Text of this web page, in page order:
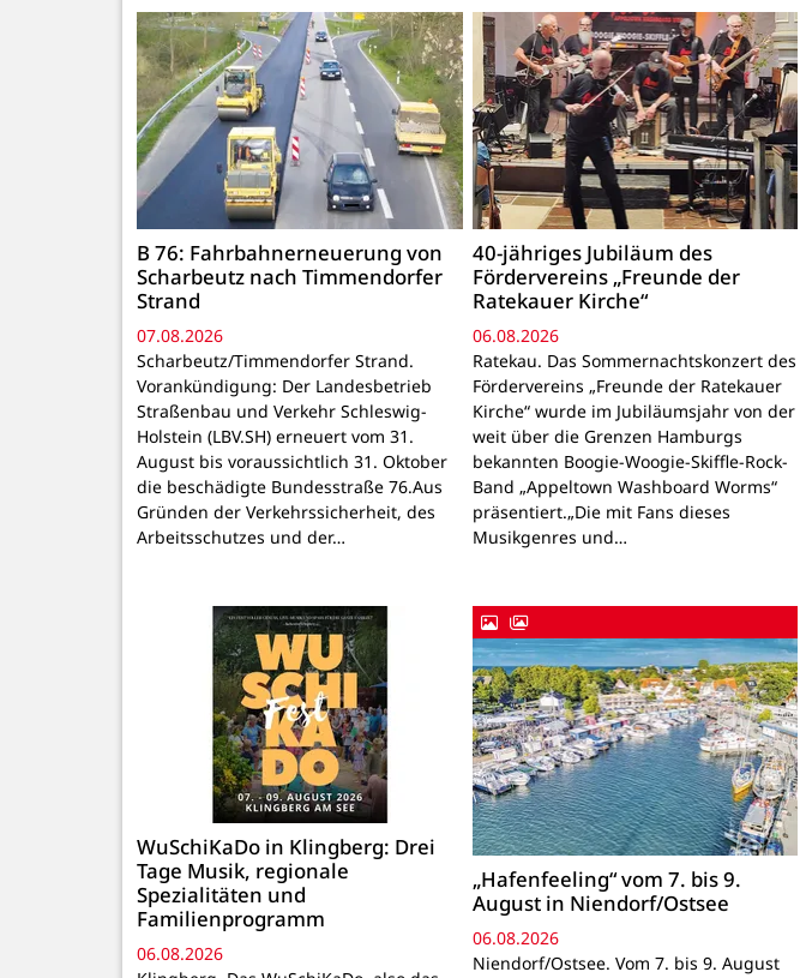
B 76: Fahrbahnerneuerung von
Scharbeutz nach Timmendorfer
Strand
07.08.2026
Scharbeutz/Timmendorfer Strand.
Vorankündigung: Der Landesbetrieb
Straßenbau und Verkehr Schleswig-
Holstein (LBV.SH) erneuert vom 31.
August bis voraussichtlich 31. Oktober
die beschädigte Bundesstraße 76.Aus
Gründen der Verkehrssicherheit, des
Arbeitsschutzes und der…
40-jähriges Jubiläum des
Fördervereins „Freunde der
Ratekauer Kirche“
06.08.2026
Ratekau. Das Sommernachtskonzert des
Fördervereins „Freunde der Ratekauer
Kirche“ wurde im Jubiläumsjahr von der
weit über die Grenzen Hamburgs
bekannten Boogie-Woogie-Skiffle-Rock-
Band „Appeltown Washboard Worms“
präsentiert.„Die mit Fans dieses
Musikgenres und…
WuSchiKaDo in Klingberg: Drei
Tage Musik, regionale
Spezialitäten und
Familienprogramm
06.08.2026
„Hafenfeeling“ vom 7. bis 9.
August in Niendorf/Ostsee
06.08.2026
Niendorf/Ostsee. Vom 7. bis 9. August